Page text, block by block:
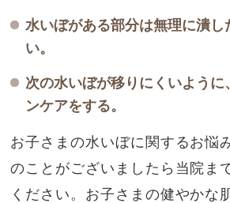
水いぼがある部分は無理に潰し
い。
次の水いぼが移りにくいように
ンケアをする。
お子さまの水いぼに関するお悩
のことがございましたら当院ま
ください。お子さまの健やかな